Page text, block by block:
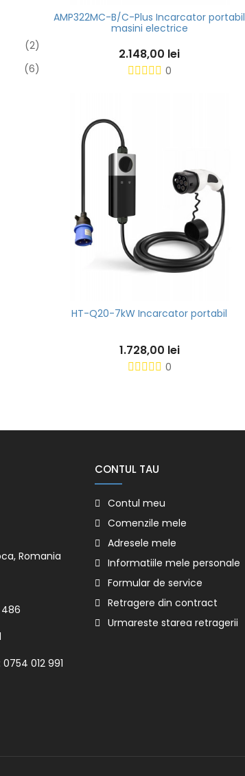
(2)
(6)
AMP322MC-B/C-Plus Incarcator portabil
masini electrice
2.148,00 lei
0
HT-Q20-7kW Incarcator portabil
1.728,00 lei
0
Romania
012 991
CONTUL TAU
Contul meu
Comenzile mele
Adresele mele
Informatiile mele personale
Formular de service
Retragere din contract
Urmareste starea retragerii